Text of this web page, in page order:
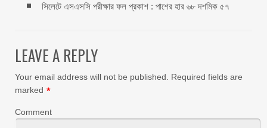
সিলেটে এসএসসি পরীক্ষার ফল প্রকাশ : পাশের হার ৬৮ দশমিক ৫৭
LEAVE A REPLY
Your email address will not be published.
Required fields are
marked *
Comment